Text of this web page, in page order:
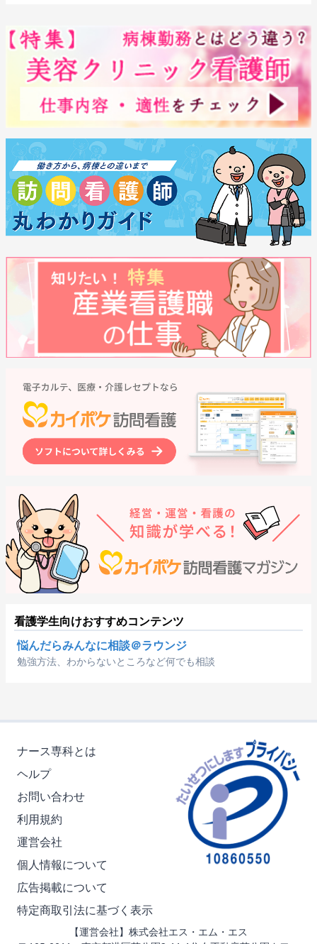
看護学生向けおすすめコンテンツ
悩んだらみんなに相談＠ラウンジ
勉強方法、わからないところなど何でも相談
ナース専科とは
ヘルプ
お問い合わせ
利用規約
運営会社
個人情報について
広告掲載について
特定商取引法に基づく表示
【運営会社】株式会社エス・エム・エス